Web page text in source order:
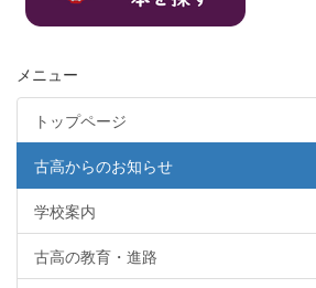
メニュー
トップページ
古高からのお知らせ
学校案内
古高の教育・進路